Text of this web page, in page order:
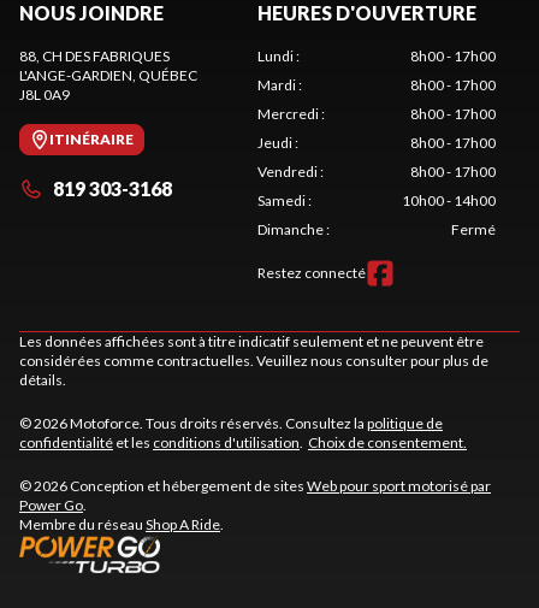
NOUS JOINDRE
88, CH DES FABRIQUES
L'ANGE-GARDIEN, QUÉBEC
J8L 0A9
ITINÉRAIRE
819 303-3168
HEURES D'OUVERTURE
Lundi:
8h00 - 17h00
Mardi:
8h00 - 17h00
Mercredi:
8h00 - 17h00
Jeudi:
8h00 - 17h00
Vendredi:
8h00 - 17h00
Samedi:
10h00 - 14h00
Dimanche: Fermé
Restez connecté
Les données affichées sont à titre indicatif seulement et ne peuvent être
considérées comme contractuelles. Veuillez nous consulter pour plus de
détails.
© 2026 Motoforce. Tous droits réservés. Consultez la politique de
confidentialité et les conditions d'utilisation. Choix de consentement.
© 2026 Conception et hébergement de sites Web pour sport motorisé par
Power Go.
Membre du réseau Shop A Ride.